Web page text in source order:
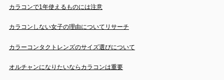
カラコンで1年使えるものには注意
カラコンしない女子の理由についてリサーチ
カラーコンタクトレンズのサイズ選びについて
オルチャンになりたいならカラコンは重要